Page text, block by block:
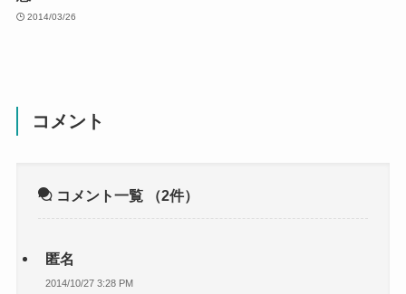
2014/03/26
コメント
コメント一覧 （2件）
匿名
2014/10/27 3:28 PM